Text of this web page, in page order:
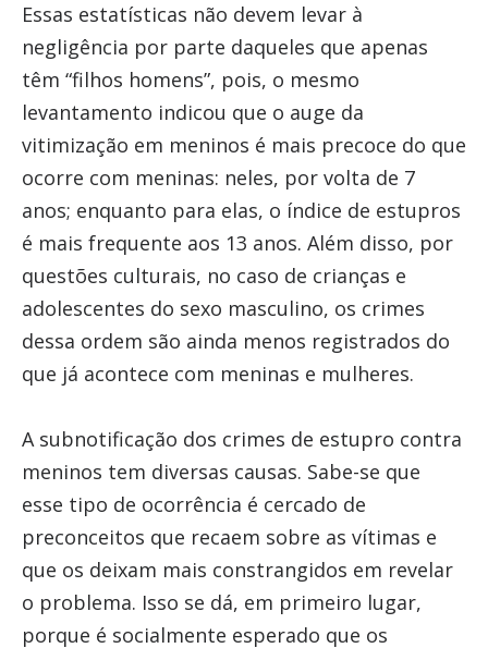
Essas estatísticas não devem levar à
negligência por parte daqueles que apenas
têm “filhos homens”, pois, o mesmo
levantamento indicou que o auge da
vitimização em meninos é mais precoce do que
ocorre com meninas: neles, por volta de 7
anos; enquanto para elas, o índice de estupros
é mais frequente aos 13 anos. Além disso, por
questões culturais, no caso de crianças e
adolescentes do sexo masculino, os crimes
dessa ordem são ainda menos registrados do
que já acontece com meninas e mulheres.
A subnotificação dos crimes de estupro contra
meninos tem diversas causas. Sabe-se que
esse tipo de ocorrência é cercado de
preconceitos que recaem sobre as vítimas e
que os deixam mais constrangidos em revelar
o problema. Isso se dá, em primeiro lugar,
porque é socialmente esperado que os